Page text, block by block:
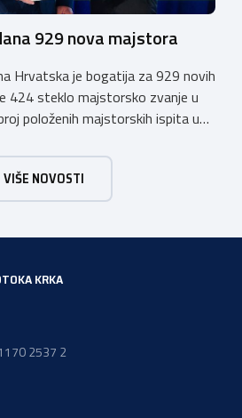
929 nova majstora
Hrvatska je bogatija za 929 novih
424 steklo majstorsko zvanje u
položenih majstorskih ispita u
majstor frizer, majstor
grijanja i klimatizacije te
Najveći broj navedenih
VIŠE NOVOSTI
KRKA
2537 2